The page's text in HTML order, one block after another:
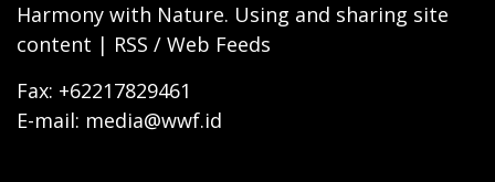
Harmony with Nature. Using and sharing site
content | RSS / Web Feeds
Fax: +62217829461
E-mail: media@wwf.id